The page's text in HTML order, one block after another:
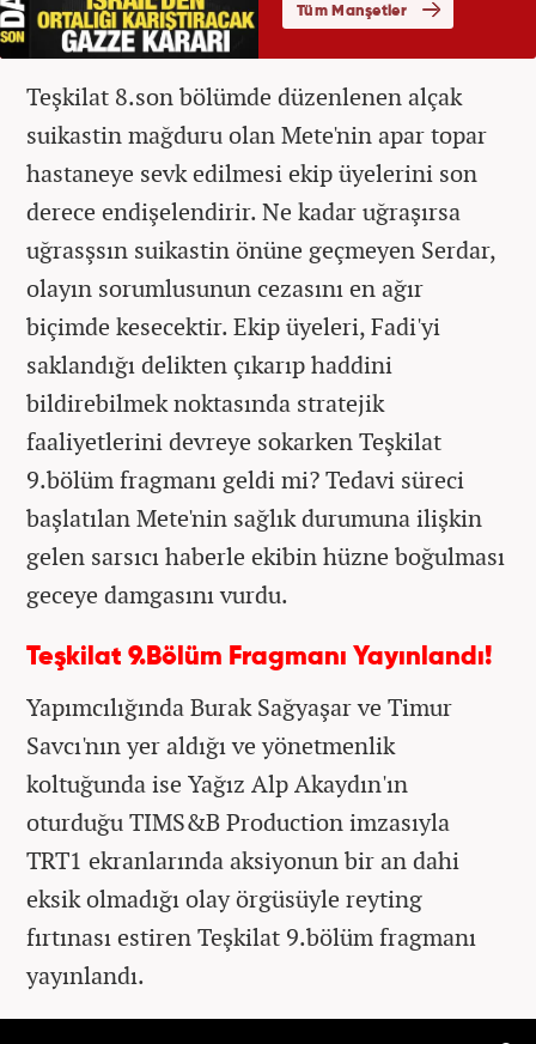
Teşkilat 8.son bölümde düzenlenen alçak
suikastin mağduru olan Mete'nin apar topar
hastaneye sevk edilmesi ekip üyelerini son
derece endişelendirir. Ne kadar uğraşırsa
uğrasşsın suikastin önüne geçmeyen Serdar,
olayın sorumlusunun cezasını en ağır
biçimde kesecektir. Ekip üyeleri, Fadi'yi
saklandığı delikten çıkarıp haddini
bildirebilmek noktasında stratejik
faaliyetlerini devreye sokarken Teşkilat
9.bölüm fragmanı geldi mi? Tedavi süreci
başlatılan Mete'nin sağlık durumuna ilişkin
gelen sarsıcı haberle ekibin hüzne boğulması
geceye damgasını vurdu.
Teşkilat 9.Bölüm Fragmanı Yayınlandı!
Yapımcılığında Burak Sağyaşar ve Timur
Savcı'nın yer aldığı ve yönetmenlik
koltuğunda ise Yağız Alp Akaydın'ın
oturduğu TIMS&B Production imzasıyla
TRT1 ekranlarında aksiyonun bir an dahi
eksik olmadığı olay örgüsüyle reyting
fırtınası estiren Teşkilat 9.bölüm fragmanı
yayınlandı.